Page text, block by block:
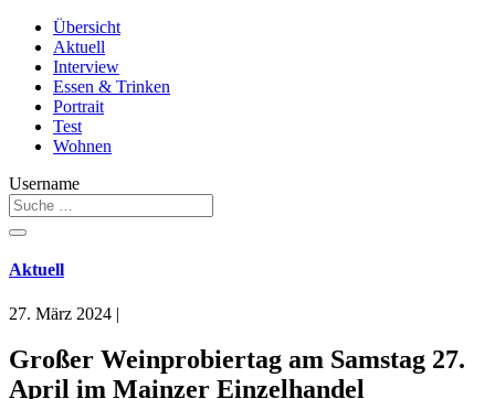
Übersicht
Aktuell
Interview
Essen & Trinken
Portrait
Test
Wohnen
Username
Aktuell
27. März 2024 |
Großer Weinprobiertag am Samstag 27.
April im Mainzer Einzelhandel